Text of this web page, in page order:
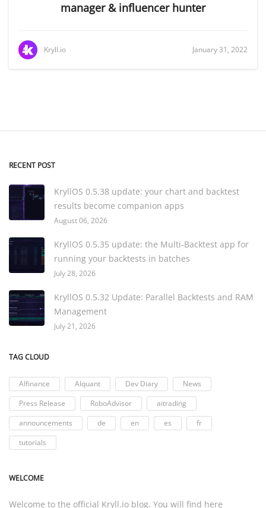
manager & influencer hunter
Kryll.io January 31, 2022
RECENT POST
KryllOS 0.5.38 update: your chart and backtest
results become companion apps
August 06, 2026
KryllOS 0.5.35 update: the Multi-Backtest app for
running your backtests in batches
July 28, 2026
KryllOS 0.5.32 Update: Parallel Backtests and RAM
Management
July 21, 2026
TAG CLOUD
AIfinance AIquant Dev Diary
News
Press Release
RoboAdvisor
aitrading
announcements
de en es
fr
tutorials
WELCOME
Welcome to the official Kryll.io blog. You will find here